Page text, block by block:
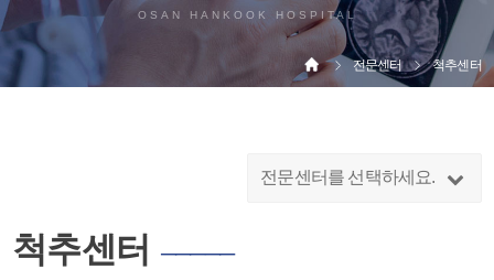
OSAN HANKOOK HOSPITAL
전문센터 척추센터
전문센터를 선택하세요.
척추센터 ─────